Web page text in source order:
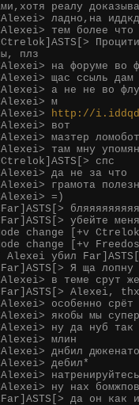
реалу
ладно,на
тем более что
плз
на форуме во
щас ссыль дам
а не не во
м
http://
вот
мазтер
там мну
спс
да не за что
грамота
=)
убейте
change [+v
change [+v
Alexei убил Far]ASTS[
Я ща
в теме срут
Alexei, thx
особенно срёт
якобы мы
ну да нуб так
млин
днбил
дебил*
ну нах
да он как